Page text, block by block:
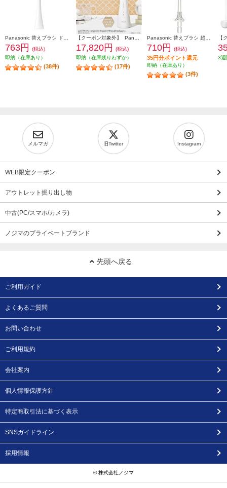
763円
(税込)
即納（在庫あり）
(38件)
17,820円
(税込)
即納（在庫残りわずか）
(17件)
710円 (税込)
35円分ポイント還元
即納（在庫あり）
(3件)
3週
メルマガ 旧Twitter Instagram
WEB限定クーポン
アウトレット掘り出し物
中古(PC/スマホ/カメラ)
ノジマのプライベートブランド
先頭へ戻る
ご利用ガイド
よくあるご質問
お問い合わせ
ご利用規約
会社案内
個人情報保護方針
特定商取引法に基づく表示
SNSガイドライン
採用情報
© 株式会社ノジマ